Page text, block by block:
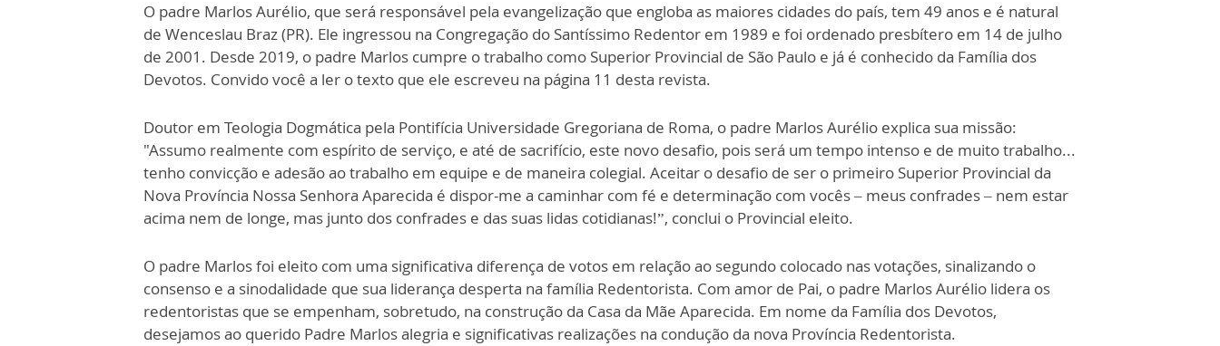
O padre Marlos Aurélio, que será responsável pela evangelização que engloba as maiores cidades do país, tem 49 anos e é natural
de Wenceslau Braz (PR). Ele ingressou na Congregação do Santíssimo Redentor em 1989 e foi ordenado presbítero em 14 de julho
de 2001. Desde 2019, o padre Marlos cumpre o trabalho como Superior Provincial de São Paulo e já é conhecido da Família dos
Devotos. Convido você a ler o texto que ele escreveu na página 11 desta revista.
Doutor em Teologia Dogmática pela Pontifícia Universidade Gregoriana de Roma, o padre Marlos Aurélio explica sua missão:
"Assumo realmente com espírito de serviço, e até de sacrifício, este novo desafio, pois será um tempo intenso e de muito trabalho...
tenho convicção e adesão ao trabalho em equipe e de maneira colegial. Aceitar o desafio de ser o primeiro Superior Provincial da
Nova Província Nossa Senhora Aparecida é dispor-me a caminhar com fé e determinação com vocês – meus confrades – nem estar
acima nem de longe, mas junto dos confrades e das suas lidas cotidianas!”, conclui o Provincial eleito.
O padre Marlos foi eleito com uma significativa diferença de votos em relação ao segundo colocado nas votações, sinalizando o
consenso e a sinodalidade que sua liderança desperta na família Redentorista. Com amor de Pai, o padre Marlos Aurélio lidera os
redentoristas que se empenham, sobretudo, na construção da Casa da Mãe Aparecida. Em nome da Família dos Devotos,
desejamos ao querido Padre Marlos alegria e significativas realizações na condução da nova Província Redentorista.